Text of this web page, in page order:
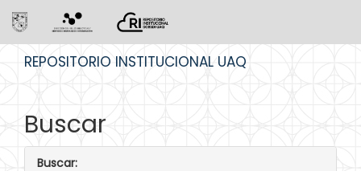
REPOSITORIO INSTITUCIONAL UAQ
Buscar
Buscar: